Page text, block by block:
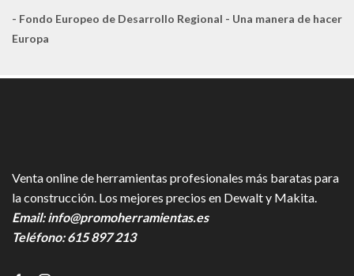
- Fondo Europeo de Desarrollo Regional - Una manera de hacer
Europa
Venta online de herramientas profesionales más baratas para
la construcción. Los mejores precios en Dewalt y Makita.
Email:info@promoherramientas.es
Teléfono:615 897 213